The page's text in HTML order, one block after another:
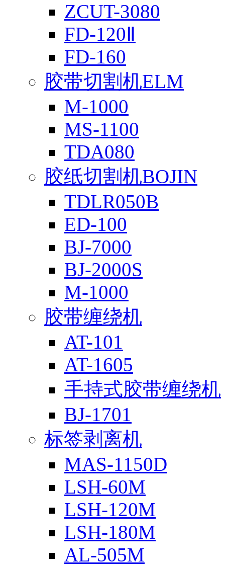
ZCUT-3080
FD-120Ⅱ
FD-160
胶带切割机ELM
M-1000
MS-1100
TDA080
胶纸切割机BOJIN
TDLR050B
ED-100
BJ-7000
BJ-2000S
M-1000
胶带缠绕机
AT-101
AT-1605
手持式胶带缠绕机
BJ-1701
标签剥离机
MAS-1150D
LSH-60M
LSH-120M
LSH-180M
AL-505M